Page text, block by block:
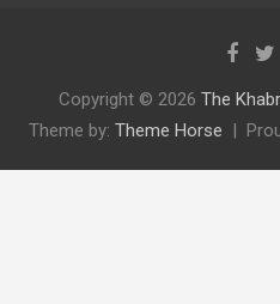
Copyright © 2026 The
Theme by: Theme Horse